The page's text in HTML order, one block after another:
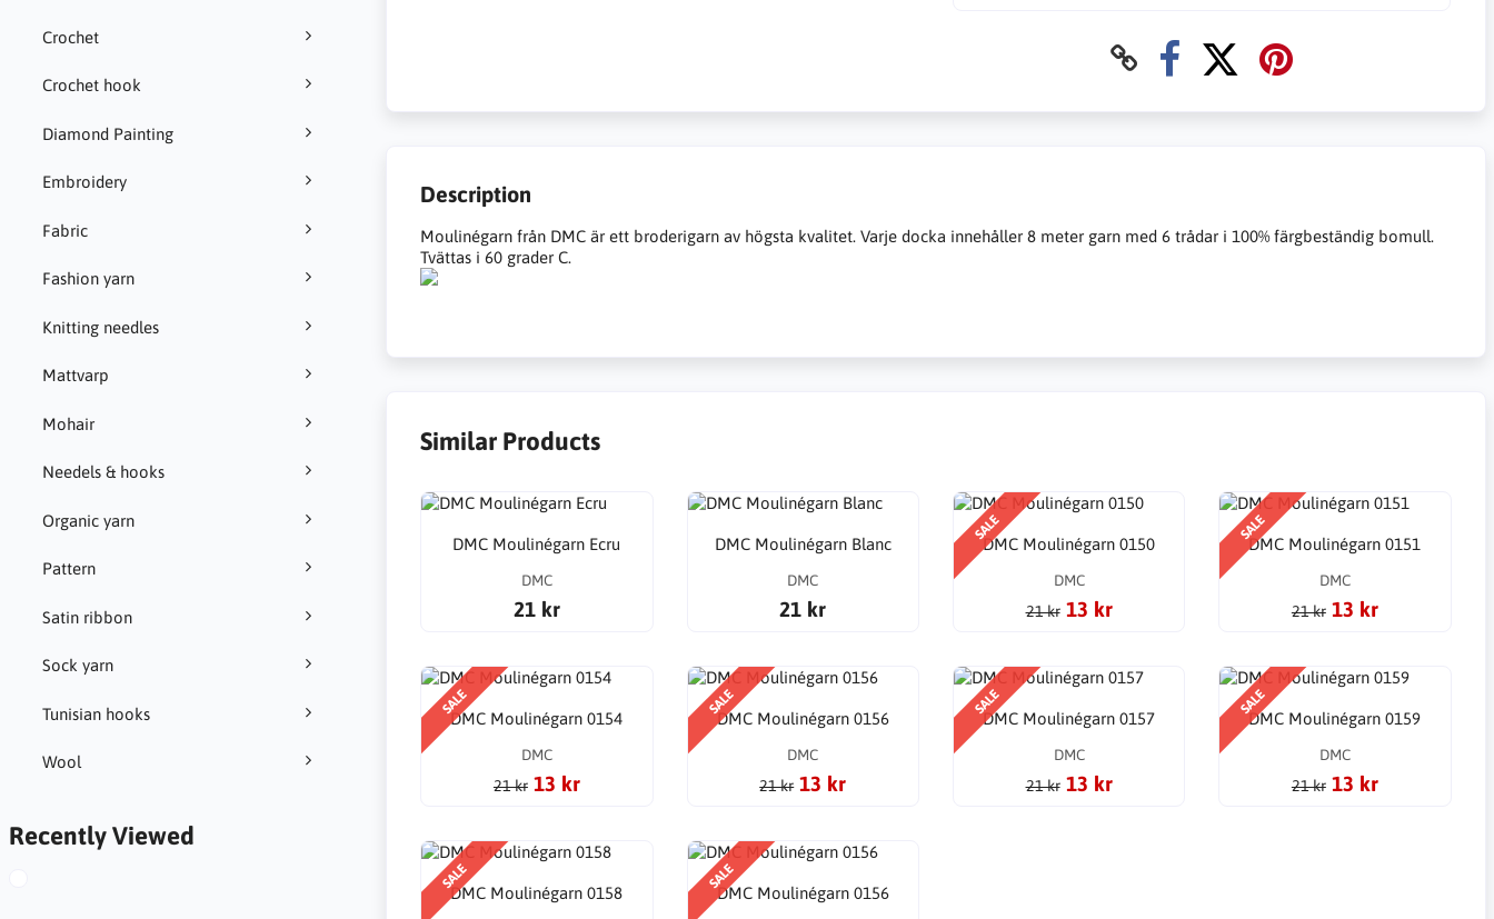
Crochet
Crochet hook
Diamond Painting
Embroidery
Fabric
Fashion yarn
Knitting needles
Mattvarp
Mohair
Needels & hooks
Organic yarn
Pattern
Satin ribbon
Sock yarn
Tunisian hooks
Wool
Recently Viewed
Description
Moulinégarn från DMC är ett broderigarn av högsta kvalitet. Varje docka innehåller 8 meter garn med 6 trådar i 100% färgbeständig bomull.
Tvättas i 60 grader C.
Similar Products
DMC Moulinégarn Ecru
DMC
21 kr
DMC Moulinégarn Blanc
DMC
21 kr
SALE
DMC Moulinégarn 0150
DMC
21 kr 13 kr
SALE
DMC Moulinégarn 0151
DMC
21 kr 13 kr
SALE
DMC Moulinégarn 0154
DMC
21 kr 13 kr
SALE
DMC Moulinégarn 0156
DMC
21 kr 13 kr
SALE
DMC Moulinégarn 0157
DMC
21 kr 13 kr
SALE
DMC Moulinégarn 0159
DMC
21 kr 13 kr
SALE
DMC Moulinégarn 0158
SALE
DMC Moulinégarn 0156